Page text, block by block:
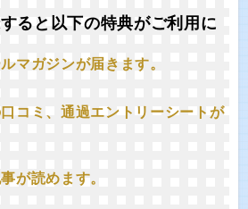
ると以下の特典がご利用に
マガジンが届きます。
コミ、通過エントリーシートが
が読めます。